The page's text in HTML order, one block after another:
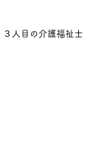
人目の介護福祉士